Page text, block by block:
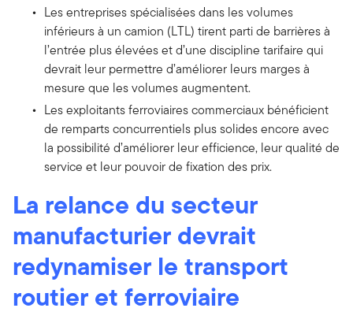
Les entreprises spécialisées dans les volumes
inférieurs à un camion (LTL) tirent parti de barrières à
l’entrée plus élevées et d’une discipline tarifaire qui
devrait leur permettre d’améliorer leurs marges à
mesure que les volumes augmentent.
Les exploitants ferroviaires commerciaux bénéficient
de remparts concurrentiels plus solides encore avec
la possibilité d’améliorer leur efficience, leur qualité de
service et leur pouvoir de fixation des prix.
La relance du secteur
manufacturier devrait
redynamiser le transport
routier et ferroviaire